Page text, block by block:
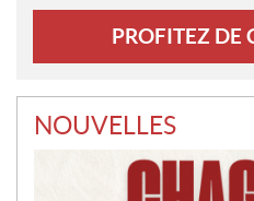
NOUVELLES